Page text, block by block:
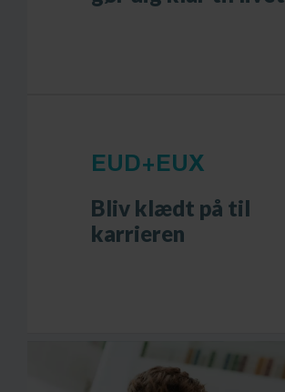
EUD+EUX
Bliv klædt på til
karrieren